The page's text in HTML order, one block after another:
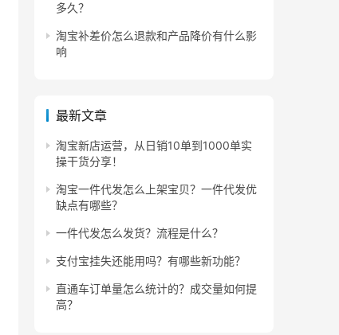
多久？
淘宝补差价怎么退款和产品降价有什么影
响
最新文章
淘宝新店运营，从日销10单到1000单实
操干货分享！
淘宝一件代发怎么上架宝贝？一件代发优
缺点有哪些？
一件代发怎么发货？流程是什么？
支付宝挂失还能用吗？有哪些新功能？
直通车订单量怎么统计的？成交量如何提
高？